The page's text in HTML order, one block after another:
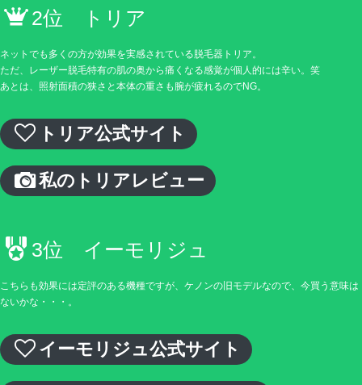
2位 トリア
ネットでも多くの方が効果を実感されている脱毛器トリア。
ただ、レーザー脱毛特有の肌の奥から痛くなる感覚が個人的には辛い。笑
あとは、照射面積の狭さと本体の重さも腕が疲れるのでNG。
トリア公式サイト
私のトリアレビュー
3位 イーモリジュ
こちらも効果には定評のある機種ですが、ケノンの旧モデルなので、今買う意味は
ないかな・・・。
イーモリジュ公式サイト